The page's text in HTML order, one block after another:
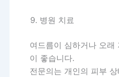
병원 치료
여드름이 심하거나 오래
이 좋습니다.
전문의는 개인의 피부